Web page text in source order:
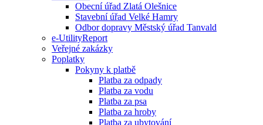
Obecní úřad Zlatá Olešnice
Stavební úřad Velké Hamry
Odbor dopravy Městský úřad Tanvald
e-UtilityReport
Veřejné zakázky
Poplatky
Pokyny k platbě
Platba za odpady
Platba za vodu
Platba za psa
Platba za hroby
Platba za ubytování